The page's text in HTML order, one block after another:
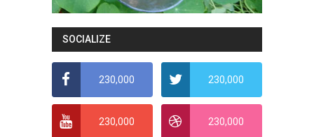
SOCIALIZE
230,000 230,000
230,000 230,000